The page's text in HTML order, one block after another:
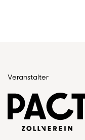
Veranstalter